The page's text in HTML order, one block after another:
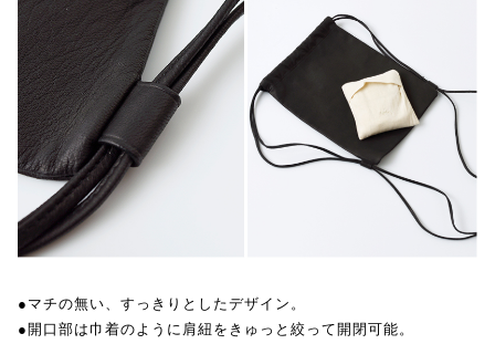
●マチの無い、すっきりとしたデザイン。
●開口部は巾着のように肩紐をきゅっと絞って開閉可能。